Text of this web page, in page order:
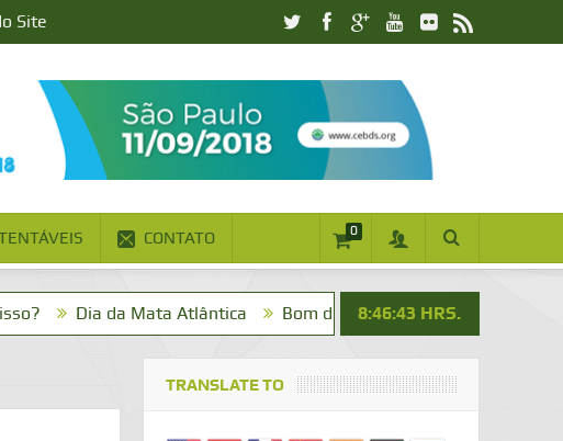
Site
CONTATO 0
da Mata Atlântica Bom dia! Vai um cafezinho? Na Mídia
8:46:44 HRS.
TRANSLATE TO